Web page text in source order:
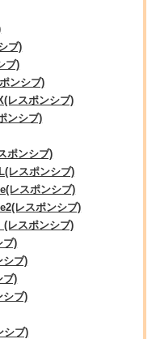
ブ)
ブ)
ンシブ)
レスポンシブ)
ンシブ)
ポンシブ)
レスポンシブ)
レスポンシブ)
レスポンシブ)
(レスポンシブ)
ブ)
シブ)
ブ)
シブ)
シブ)